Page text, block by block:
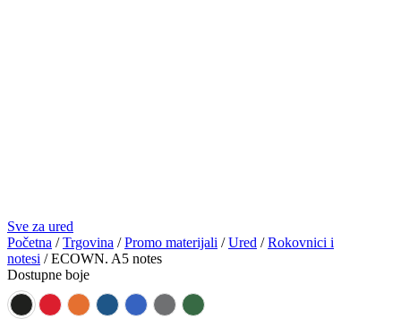
Sve za ured
Početna /Trgovina /Promo materijali /Ured /Rokovnici i
notesi / ECOWN. A5 notes
Dostupne boje